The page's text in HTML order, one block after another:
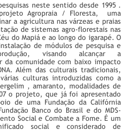
neste sentido desde 1995 .
Agropraia / Floresta, uma
a agricultura nas várzeas e praias
de sistemas agro-florestais nas
do Mapiá e ao longo do igarapé. O
de módulos de pesquisa e
visando alcançar a
da comunidade com baixo impacto
Além das culturais tradicionais,
culturas introduzidas como a
, amaranto, modalidades de
o projeto, que já foi apresentado
de uma Fundação da Califórnia
Banco do Brasil e do MDS-
Social e Combate a Fome. É um
social e considerado de